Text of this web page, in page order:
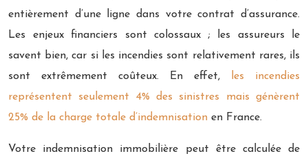
entièrement d’une ligne dans votre contrat d’assurance.
Les enjeux financiers sont colossaux ; les assureurs le
savent bien, car si les incendies sont relativement rares, ils
sont extrêmement coûteux. En effet,
les incendies
représentent seulement 4% des sinistres mais génèrent
25% de la charge totale d’indemnisation en France.
Votre indemnisation immobilière peut être calculée de